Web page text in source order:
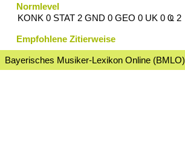
Normlevel
KONK 0 STAT 2 GND 0 GEO 0 UK 0 Ҩ 2
Empfohlene Zitierweise
Bayerisches Musiker-Lexikon Online (BMLO)